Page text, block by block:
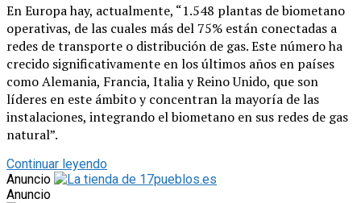
En Europa hay, actualmente, “1.548 plantas de biometano
operativas, de las cuales más del 75% están conectadas a
redes de transporte o distribución de gas. Este número ha
crecido significativamente en los últimos años en países
como Alemania, Francia, Italia y Reino Unido, que son
líderes en este ámbito y concentran la mayoría de las
instalaciones, integrando el biometano en sus redes de gas
natural”.
Continuar leyendo
Anuncio
Anuncio